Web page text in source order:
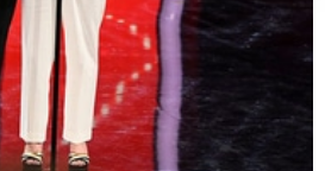
fest.
um Inhalte und Anzeigen zu
für soziale Medien anbieten
auf unsere Website zu
geben wir Informationen zu Ihrer